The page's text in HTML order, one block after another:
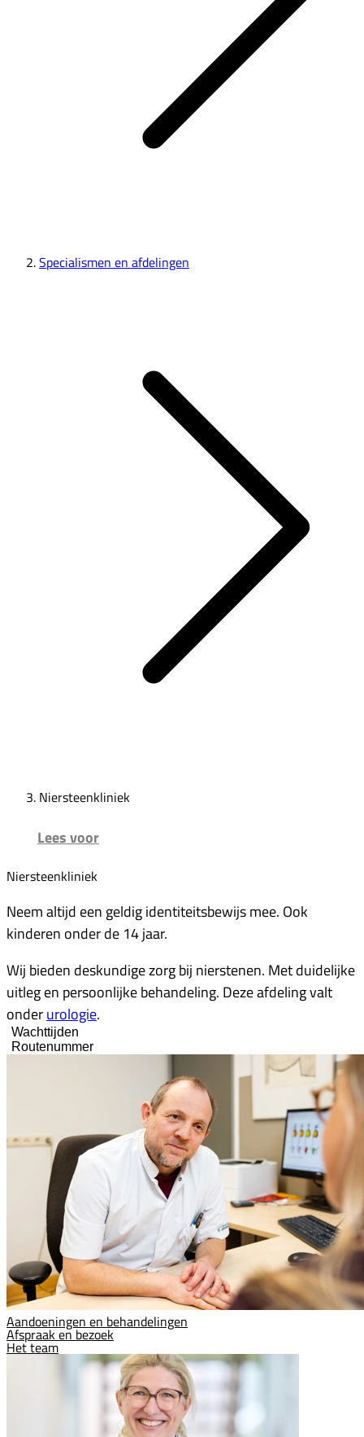
Specialismen en afdelingen
Niersteenkliniek
Lees voor
Niersteenkliniek
Neem altijd een geldig identiteitsbewijs mee. Ook
kinderen onder de 14 jaar.
Wij bieden deskundige zorg bij nierstenen. Met duidelijke
uitleg en persoonlijke behandeling. Deze afdeling valt
onderurologie.
Wachttijden
Routenummer
Aandoeningen en behandelingen
Afspraak en bezoek
Het team